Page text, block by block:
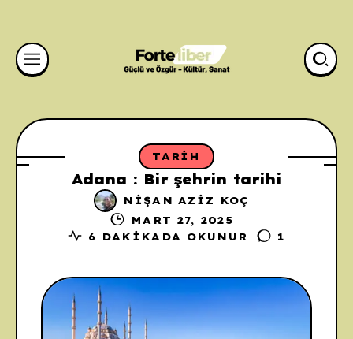
TARIH
Adana : Bir şehrin tarihi
NIŞAN AZIZ KOÇ
MART 27, 2025
6 DAKIKADA OKUNUR
1